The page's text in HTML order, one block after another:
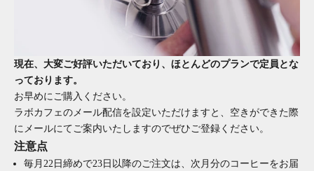
現在、大変ご好評いただいており、ほとんどのプランで定員とな
っております。
お早めにご購入ください。
ラボカフェのメール配信を設定いただけますと、空きができた際
にメールにてご案内いたしますのでぜひご登録ください。
注意点
毎月22日締めで23日以降のご注文は、次月分のコーヒーをお届